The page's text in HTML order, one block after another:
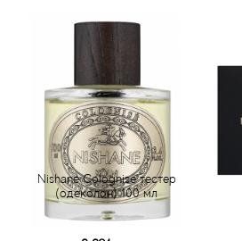
Nishane Colognise тестер
(одеколон) 100 мл
Aedes de Venustas
Aerin Lauder
Affinessence
Afnan
Agatha Ruiz de la Prada